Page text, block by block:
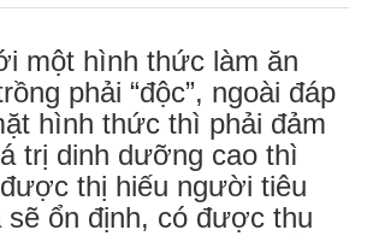
một hình thức làm ăn
phải “độc”, ngoài đáp
hình thức thì phải đảm
trị dinh dưỡng cao thì
thị hiếu người tiêu
sẽ ổn định, có được thu